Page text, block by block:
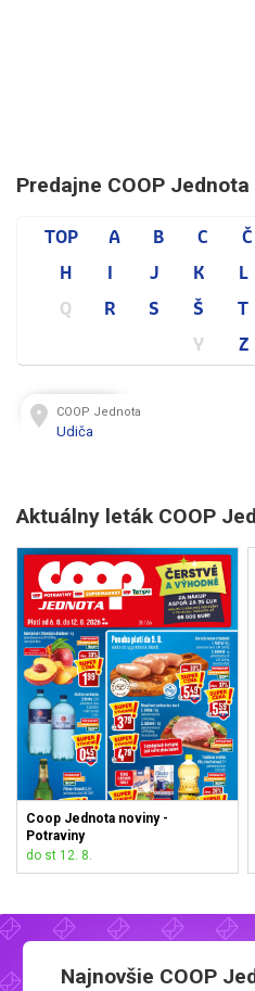
Predajne COOP
TOP A B C Č
H
I J K L
Q
R S Š T
Y
Z
COOP Jednota
Udiča
Aktuálny leták COOP
Coop Jednota noviny -
Potraviny
do st 12. 8.
Najnovšie COOP